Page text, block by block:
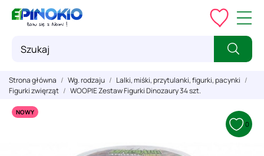
Strona główna Wg. rodzaju
Lalki, miśki, przytulanki, figurki, pacynki
Figurki zwięrząt
WOOPIE Zestaw Figurki Dinozaury 34 szt.
NOWY
0